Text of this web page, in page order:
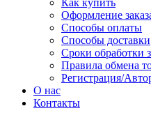
Как купить
Оформление
Способы оплаты
Способы доставки
Сроки обработки
Правила обмена
Регистрация/
О нас
Контакты